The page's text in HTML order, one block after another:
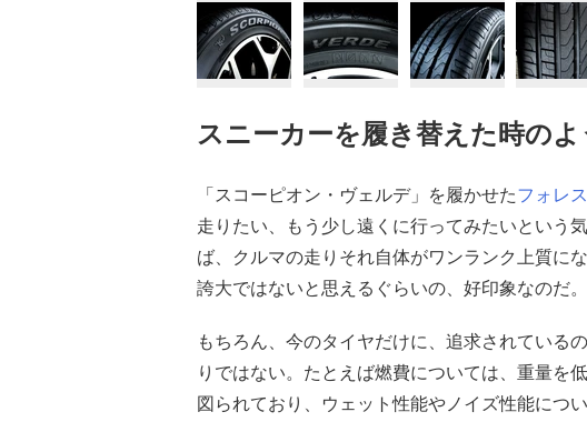
スニーカーを履き替えた時の
「スコーピオン・ヴェルデ」を履かせたフォレ
走りたい、もう少し遠くに行ってみたいという
ば、クルマの走りそれ自体がワンランク上質に
誇大ではないと思えるぐらいの、好印象なのだ。
もちろん、今のタイヤだけに、追求されている
りではない。たとえば燃費については、重量を
図られており、ウェット性能やノイズ性能につ